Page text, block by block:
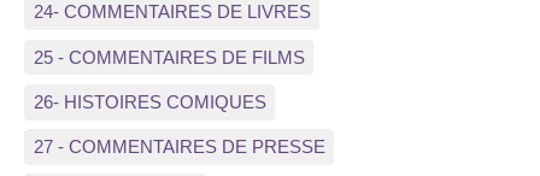
24- COMMENTAIRES DE LIVRES
25 - COMMENTAIRES DE FILMS
26- HISTOIRES COMIQUES
27 - COMMENTAIRES DE PRESSE